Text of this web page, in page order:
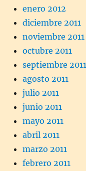
enero 2012
diciembre 2011
noviembre 2011
octubre 2011
septiembre 2011
agosto 2011
julio 2011
junio 2011
mayo 2011
abril 2011
marzo 2011
febrero 2011